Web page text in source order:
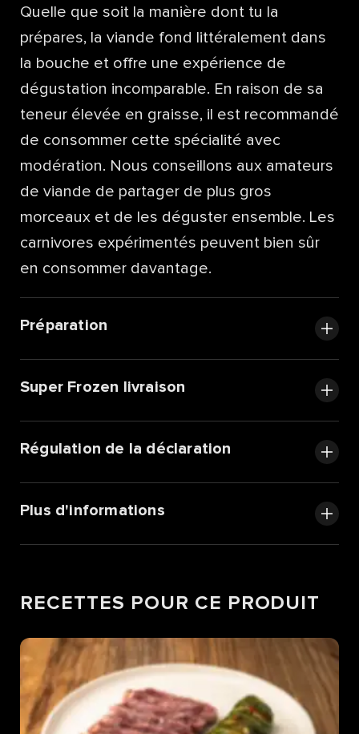
Quelle que soit la manière dont tu la
prépares, la viande fond littéralement dans
la bouche et offre une expérience de
dégustation incomparable. En raison de sa
teneur élevée en graisse, il est recommandé
de consommer cette spécialité avec
modération. Nous conseillons aux amateurs
de viande de partager de plus gros
morceaux et de les déguster ensemble. Les
carnivores expérimentés peuvent bien sûr
en consommer davantage.
Préparation
Super Frozen livraison
Régulation de la déclaration
Plus d'informations
RECETTES POUR CE PRODUIT